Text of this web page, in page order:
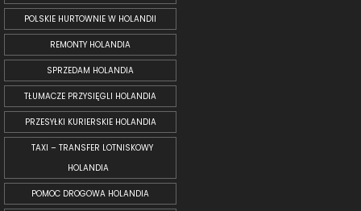
POLSKIE HURTOWNIE W HOLANDII
REMONTY HOLANDIA
SPRZEDAM HOLANDIA
TŁUMACZE PRZYSIĘGLI HOLANDIA
PRZESYŁKI KURIERSKIE HOLANDIA
TAXI – TRANSFER LOTNISKOWY
HOLANDIA
POMOC DROGOWA HOLANDIA